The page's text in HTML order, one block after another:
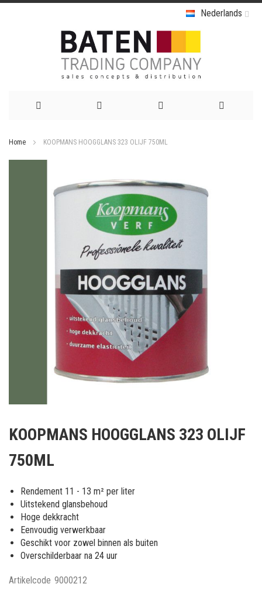
Nederlands
Home KOOPMANS HOOGGLANS 323 OLIJF 750ML
het
van
afbeeldingen-
gallerij
KOOPMANS HOOGGLANS 323 OLIJF
750ML
Rendement 11 - 13 m² per liter
Uitstekend glansbehoud
Hoge dekkracht
Eenvoudig verwerkbaar
Geschikt voor zowel binnen als buiten
Overschilderbaar na 24 uur
Artikelcode 9000212